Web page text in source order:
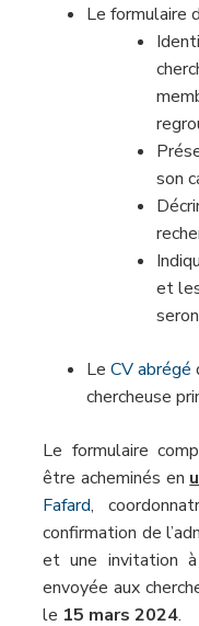
Le formulaire
son
et
Le CV abrégé
chercheuse
Le formulaire
être acheminés en
Fafard,
confirmation de
et une invitation à
envoyée aux
le 15 mars 2024.